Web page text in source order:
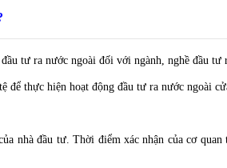
tư ra nước ngoài đối với ngành, nghề đầu tư
để thực hiện hoạt động đầu tư ra nước ngoài
nhà đầu tư. Thời điểm xác nhận của cơ